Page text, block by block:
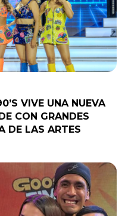
VIVE UNA NUEVA
CON GRANDES
DE LAS ARTES